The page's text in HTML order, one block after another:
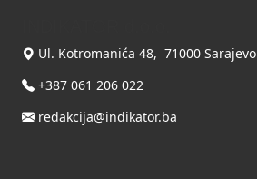
Ul. Kotromanića 48, 71000 Sarajevo
+387 061 206 022
redakcija@indikator.ba